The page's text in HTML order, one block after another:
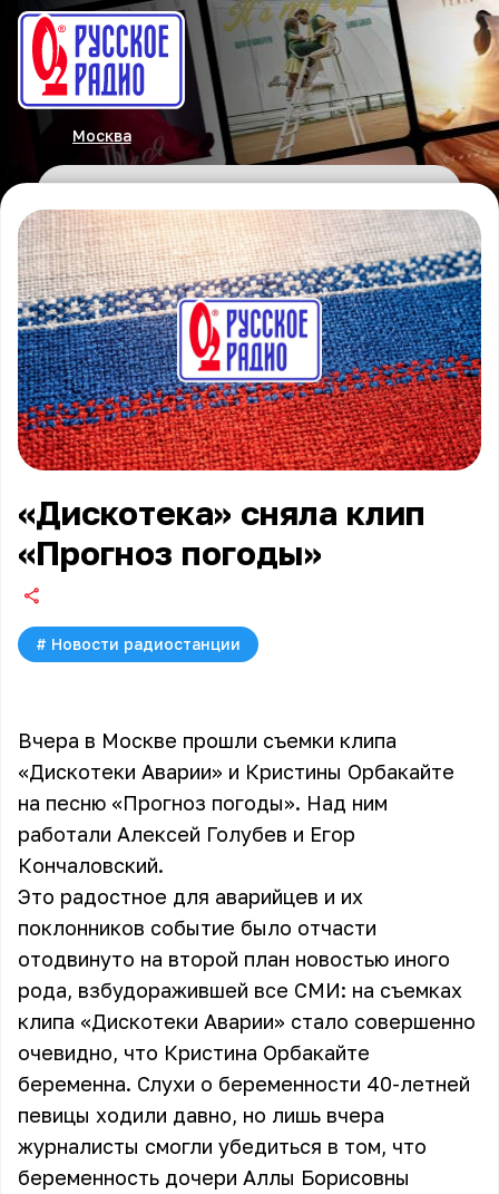
Москва
«Дискотека» сняла клип
«Прогноз погоды»
# Новости радиостанции
Вчера в Москве прошли съемки клипа
«Дискотеки Аварии» и Кристины Орбакайте
на песню «Прогноз погоды». Над ним
работали Алексей Голубев и Егор
Кончаловский.
Это радостное для аварийцев и их
поклонников событие было отчасти
отодвинуто на второй план новостью иного
рода, взбудоражившей все СМИ: на съемках
клипа «Дискотеки Аварии» стало совершенно
очевидно, что Кристина Орбакайте
беременна. Слухи о беременности 40-летней
певицы ходили давно, но лишь вчера
журналисты смогли убедиться в том, что
беременность дочери Аллы Борисовны